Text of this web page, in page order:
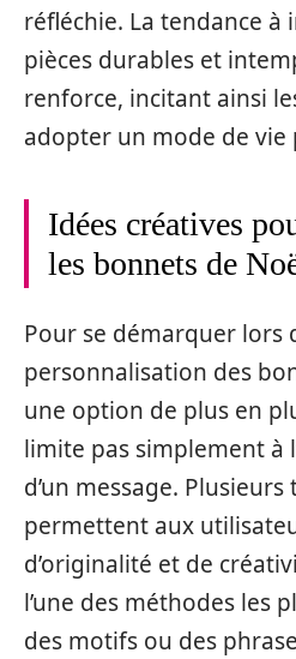
réfléchie. La tendance à
pièces durables et
renforce, incitant ainsi
adopter un mode de vie
Idées créatives
les bonnets de
Pour se démarquer lors
personnalisation des
une option de plus en
limite pas simplement à
d’un message.
permettent aux
d’originalité et de
l’une des méthodes les
des motifs ou des